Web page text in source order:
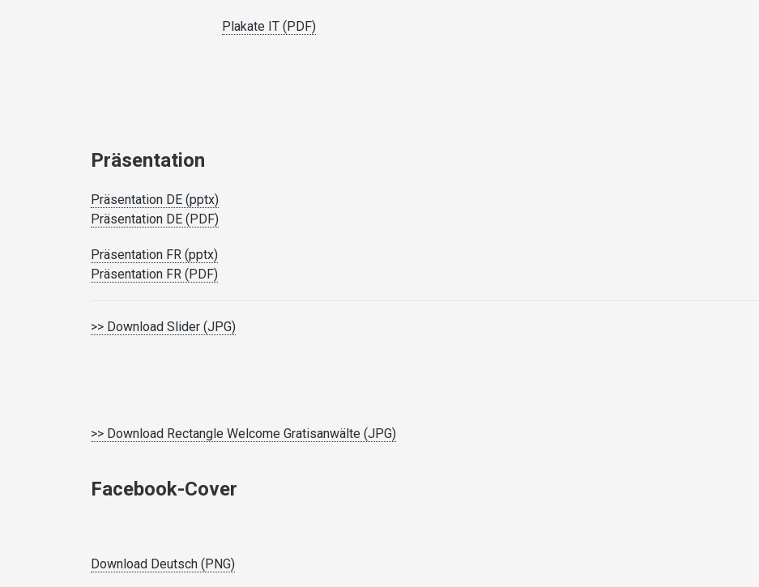
Plakate IT (PDF)
Präsentation
Präsentation DE (pptx)
Präsentation DE (PDF)
​Präsentation FR (pptx)
Präsentation FR (PDF)
>> Download Slider (JPG)
>> Download Rectangle Welcome Gratisanwälte (JPG)
Facebook-Cover
Download Deutsch (PNG)